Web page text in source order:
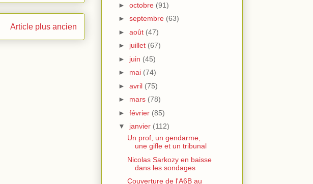
Article plus ancien
► octobre (91)
► septembre (63)
► août (47)
► juillet (67)
► juin (45)
► mai (74)
► avril (75)
► mars (78)
► février (85)
▼ janvier (112)
Un prof, un gendarme,
une gifle et un tribunal
Nicolas Sarkozy en baisse
dans les sondages
Couverture de l'A6B au